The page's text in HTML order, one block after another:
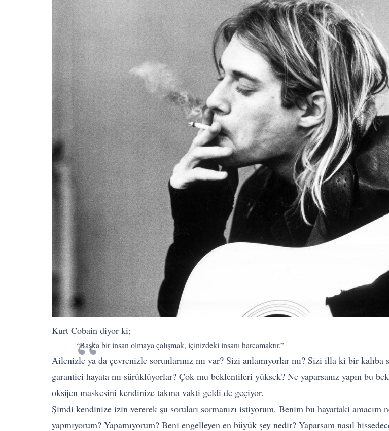
Kurt Cobain diyor ki;
“Başka bir insan olmaya çalışmak, içinizdeki insanı harcamaktır.”
Ailenizle ya da çevrenizle sorunlarınız mı var? Sizi anlamıyorlar mı? Sizi illa ki bir
garantici hayata mı sürüklüyorlar? Çok mu beklentileri yüksek? Ne yaparsanız yapın bu
oksijen maskesini kendinize takma vakti geldi de geçiyor.
Şimdi kendinize izin vererek şu soruları sormanızı istiyorum. Benim bu hayattaki
yapmıyorum? Yapamıyorum? Beni engelleyen en büyük şey nedir? Yaparsam nasıl